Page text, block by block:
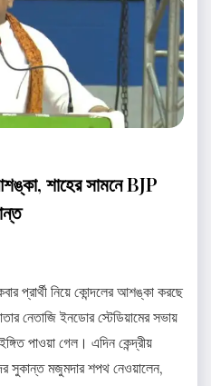
শাহের সামনে BJP
প্রার্থী নিয়ে কোন্দলের আশঙ্কা করছে
নেতাজি ইনডোর স্টেডিয়ামের সভায়
পাওয়া গেল। এদিন কেন্দ্রীয়
সুকান্ত মজুমদার শপথ নেওয়ালেন,